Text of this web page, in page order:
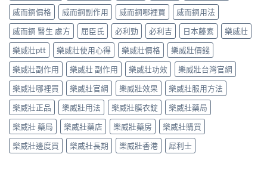
威而鋼價格
威而鋼副作用 威而鋼哪裡買
威而鋼用法
威而鋼 醫生 處方
屈臣氏 必利勁 必利吉 日本藤素
樂威壯
樂威壯ptt
樂威壯使用心得 樂威壯價格
樂威壯價錢
樂威壯副作用
樂威壯 副作用 樂威壯功效
樂威壯台灣官網
樂威壯哪裡買
樂威壯官網 樂威壯效果
樂威壯服用方法
樂威壯正品
樂威壯用法 樂威壯膜衣錠
樂威壯藥局
樂威壯 藥局
樂威壯藥店 樂威壯藥房
樂威壯購買
樂威壯邊度買
樂威壯長期 樂威壯香港 犀利士